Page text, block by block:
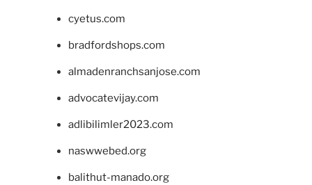
cyetus.com
bradfordshops.com
almadenranchsanjose.com
advocatevijay.com
adlibilimler2023.com
naswwebed.org
balithut-manado.org